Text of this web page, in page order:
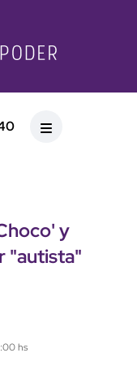
y
"autista"
hs